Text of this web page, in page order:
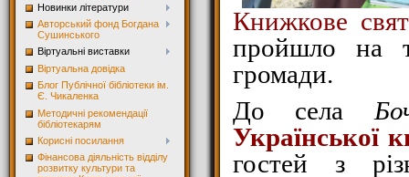
Новинки літератури
Авторський фонд Богдана
Сушинського
Віртуальні виставки
Віртуальна довідка
Блог Публічної бібліотеки ім.
Є. Чикаленка
Методичні рекомендації
бібліотекарям
Корисні посилання
Фінансова діяльність відділу
розвитку культури та
Книжкове
пройшло на
громади.
До села
Української
гостей з